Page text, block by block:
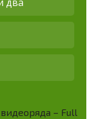
потребуются
видеоряд можно
и разные
– Full